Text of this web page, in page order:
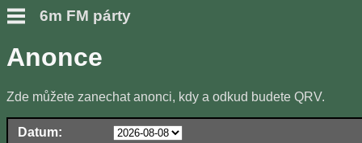
6m FM párty
Anonce
Zde můžete zanechat anonci, kdy a odkud budete QRV.
Datum: